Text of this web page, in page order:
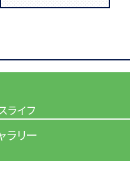
ライフ
ラリー